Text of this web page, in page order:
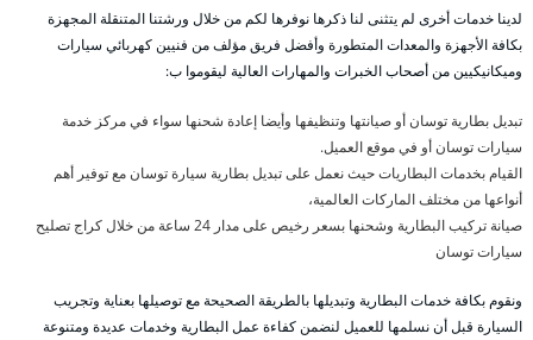
لدينا خدمات أخرى لم يتثنى لنا ذكرها نوفرها لكم من خلال ورشتنا المتنقلة المجهزة
بكافة الأجهزة والمعدات المتطورة وأفضل فريق مؤلف من فنيين كهربائي سيارات
وميكانيكيين من أصحاب الخبرات والمهارات العالية ليقوموا ب:
تبديل بطارية توسان أو صيانتها وتنظيفها وأيضا إعادة شحنها سواء في مركز خدمة
سيارات توسان أو في موقع العميل.
القيام بخدمات البطاريات حيث نعمل على تبديل بطارية سيارة توسان مع توفير أهم
أنواعها من مختلف الماركات العالمية،
صيانة تركيب البطارية وشحنها بسعر رخيص على مدار 24 ساعة من خلال كراج تصليح
سيارات توسان
ونقوم بكافة خدمات البطارية وتبديلها بالطريقة الصحيحة مع توصيلها بعناية وتجريب
السيارة قبل أن نسلمها للعميل لنضمن كفاءة عمل البطارية وخدمات عديدة ومتنوعة